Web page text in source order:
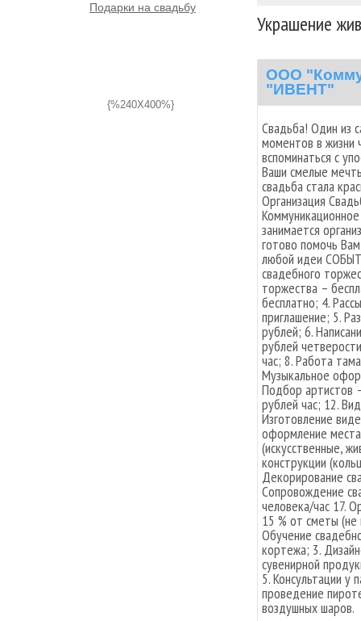
Подарки на свадьбу
{%240X400%}
Украшение
ООО
"ИВЕНТ"
Свадьба! Один из
моментов в жизни
вспоминаться с
Ваши смелые
свадьба стала
Организация
занимается
готово помочь
любой идеи
свадебного
торжества –
бесплатно; 4.
приглашение; 5.
рублей; 6.
рублей
час; 8. Работа
Музыкальное
Подбор артистов
рублей час; 12.
Изготовление
оформление
(искусственные,
конструкции
Декорирование
Сопровождение
человека/час 17.
15 % от сметы
Обучение
кортежа; 3.
сувенирной
5. Консультации у
проведение
воздушных шаров.